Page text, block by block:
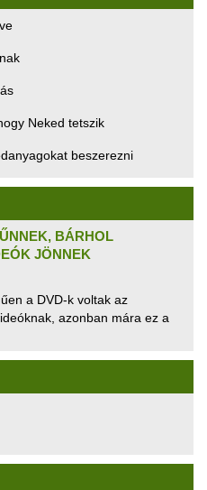
Neked tetszik
beszerezni
BÁRHOL
JÖNNEK
a DVD-k voltak az
azonban mára ez a